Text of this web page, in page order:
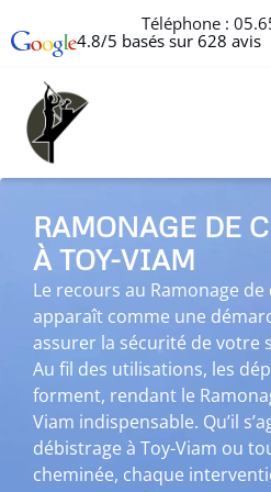
Téléphone :
4.8/5 basés sur 628 avis
RAMONAGE DE
À TOY-VIAM
Le recours au Ramonage
apparaît comme une
assurer la sécurité de votre
Au fil des utilisations, les
forment, rendant le
Viam indispensable. Qu’il
débistrage à Toy-Viam ou
cheminée, chaque